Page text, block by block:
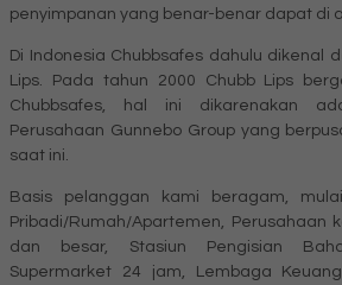
penyimpanan yang benar-benar dapat di
Di Indonesia Chubbsafes dahulu dikenal
Lips. Pada tahun 2000 Chubb Lips
Chubbsafes, hal ini dikarenakan
Perusahaan Gunnebo Group yang
saat ini.
Basis pelanggan kami beragam,
Pribadi/Rumah/Apartemen, Perusahaan
dan besar, Stasiun Pengisian
Supermarket 24 jam, Lembaga